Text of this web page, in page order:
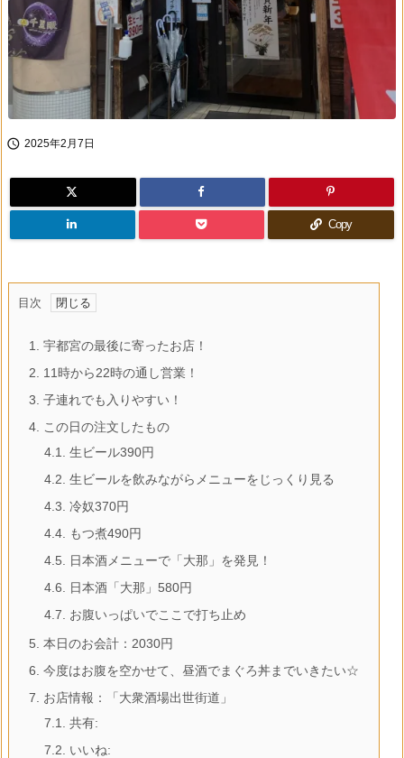
 2025年2月7日
Copy
目次
1.
宇都宮の最後に寄ったお店！
2.
11時から22時の通し営業！
3. 子連れでも入りやすい！
4.
この日の注文したもの
4.1.
生ビール390円
4.2. 生ビールを飲みながらメニューをじっくり見る
4.3. 冷奴370円
4.4.
もつ煮490円
4.5.
日本酒メニューで「大那」を発見！
4.6.
日本酒「大那」580円
4.7.
お腹いっぱいでここで打ち止め
5. 本日のお会計：2030円
6. 今度はお腹を空かせて、昼酒でまぐろ丼までいきたい☆
7.
お店情報：「大衆酒場出世街道」
7.1.
共有:
7.2.
いいね: